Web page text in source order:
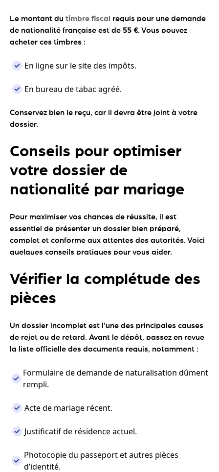
Le montant du timbre fiscal
requis pour une demande
de nationalité française est de 55 €. Vous pouvez
acheter ces timbres :
En ligne sur le site des impôts.
En bureau de tabac agréé.
Conservez bien le reçu, car il devra être joint à votre
dossier.
Conseils pour optimiser
votre dossier de
nationalité par mariage
Pour maximiser vos chances de réussite, il est
essentiel de présenter un dossier bien préparé,
complet et conforme aux attentes des autorités. Voici
quelques conseils pratiques pour vous aider.
Vérifier la complétude des
pièces
Un dossier incomplet est l’une des principales causes
de rejet ou de retard. Avant le dépôt, passez en revue
la liste officielle des documents requis, notamment :
Formulaire de demande de naturalisation dûment
rempli.
Acte de mariage récent.
Justificatif de résidence actuel.
Photocopie du passeport et autres pièces
d’identité.